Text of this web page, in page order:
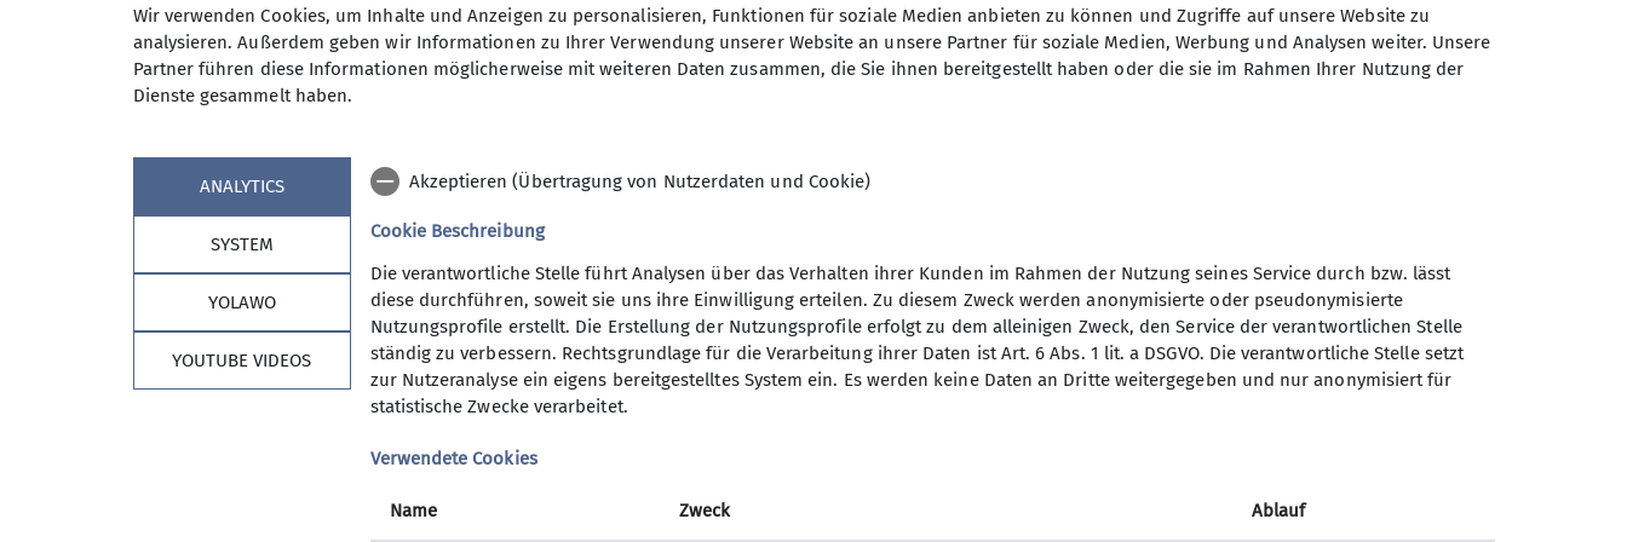
Neben anspruchvollen Bergtouren (bis ca. 1400 Höhenmeter) stehen auch leichtere Berg- und Flachwanderungen (ca. 15
bis 20 km) auf unserem Programm. Dazu kommen Kulturfahrten und -veranstaltungen und jährlich mindestens eine
Wanderwoche in den Bergen sowie im Winter Ski-Unternehmungen.
An den Tourentagen werden die unterschiedlichsten Unternehmungen angeboten. Bei unserem vielfältigen
Bisher ist uns das immer gut gelungen !
Wer uns, eine wirklich sympathische und fröhliche Gruppe kennenlernen will, fasse sich ein Herz und komme am besten
zu unserem Freitagstreffen in den Gasthof Schützenhaus in Gilching (immer 14-tägig von 10:30 bis 11:30 Uhr) und mache
dann vielleicht die nächste Wanderung mit.
Informationen gibts beim Vereinsbeirat für die Wochentagswanderer:
Herbert Meyer 08153 7050 wochentagswanderer@dav-vierseenland.de
Kontakt aufnehmen
Anmeldung bis 02.09.2024
Maximale Teilnehmeranzahl
Sektion Vierseenland
Sektion Vierseenland des
Telefon +4981529839280
Wir verwenden Cookies, um Inhalte und Anzeigen zu personalisieren, Funktionen für soziale Medien anbieten zu können und Zugriffe auf unsere Website zu
analysieren. Außerdem geben wir Informationen zu Ihrer Verwendung unserer Website an unsere Partner für soziale Medien, Werbung und Analysen weiter. Unsere
Partner führen diese Informationen möglicherweise mit weiteren Daten zusammen, die Sie ihnen bereitgestellt haben oder die sie im Rahmen Ihrer Nutzung der
Dienste gesammelt haben.
ANALYTICS
SYSTEM
YOLAWO
YOUTUBE VIDEOS
Akzeptieren (Übertragung von Nutzerdaten und Cookie)
Cookie Beschreibung
Die verantwortliche Stelle führt Analysen über das Verhalten ihrer Kunden im Rahmen der Nutzung seines Service durch bzw. lässt
diese durchführen, soweit sie uns ihre Einwilligung erteilen. Zu diesem Zweck werden anonymisierte oder pseudonymisierte
Nutzungsprofile erstellt. Die Erstellung der Nutzungsprofile erfolgt zu dem alleinigen Zweck, den Service der verantwortlichen Stelle
ständig zu verbessern. Rechtsgrundlage für die Verarbeitung ihrer Daten ist Art. 6 Abs. 1 lit. a DSGVO. Die verantwortliche Stelle setzt
zur Nutzeranalyse ein eigens bereitgestelltes System ein. Es werden keine Daten an Dritte weitergegeben und nur anonymisiert für
statistische Zwecke verarbeitet.
Verwendete Cookies
Name Zweck Ablauf